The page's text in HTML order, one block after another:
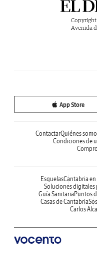
Copyright
Avenida
App Store
ContactarQuiénes
Condiciones de
EsquelasCantabria en
Soluciones digitales
Guía Sanitaria Puntos
Casas de Cantabria
Carlos